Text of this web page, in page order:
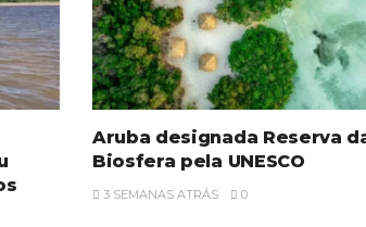
Aruba designada Reserva
Biosfera pela UNESCO
3 SEMANAS ATRÁS 0